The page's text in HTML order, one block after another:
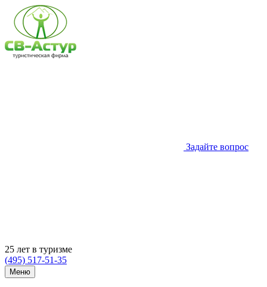
Задайте вопрос
25 лет в туризме
(495) 517-51-35
Меню